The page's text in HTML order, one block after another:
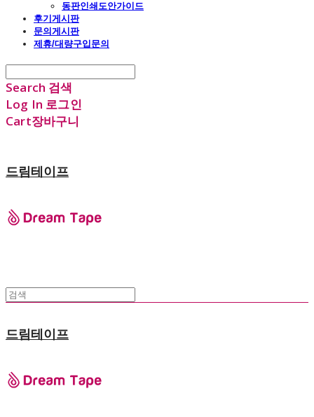
동판인쇄도안가이드
후기게시판
문의게시판
제휴/대량구입문의
Search 검색
Log In 로그인
Cart장바구니
드림테이프
드림테이프